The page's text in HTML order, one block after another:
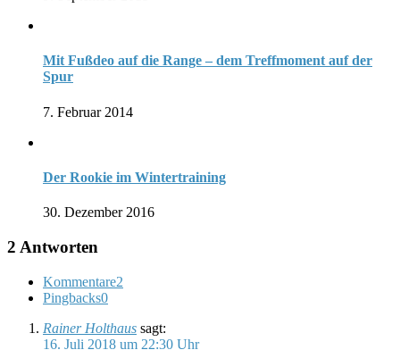
Mit Fußdeo auf die Range – dem Treffmoment auf der
Spur
7. Februar 2014
Der Rookie im Wintertraining
30. Dezember 2016
2 Antworten
Kommentare2
Pingbacks0
Rainer Holthaus sagt:
16. Juli 2018 um 22:30 Uhr